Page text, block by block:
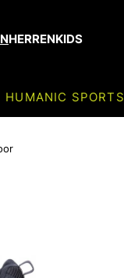
HERRENKIDS
HUMANIC SPORTS